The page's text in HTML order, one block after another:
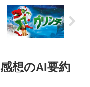
想のAI要約